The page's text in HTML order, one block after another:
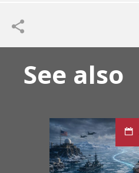
See also